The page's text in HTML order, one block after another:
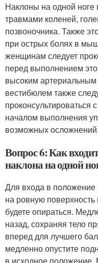
Наклоны на одной
травмами коленей,
позвоночника. Также
при острых болях в
женщинам следует
перед выполнением
высоким
вестибюлем также
проконсультироваться
началом выполнения
возможных осложнений.
Вопрос 6: Как
наклона на одной
Для входа в положение
на ровную поверхность
будете опираться.
назад, сохраняя тело
вперед для лучшего
медленно опустите